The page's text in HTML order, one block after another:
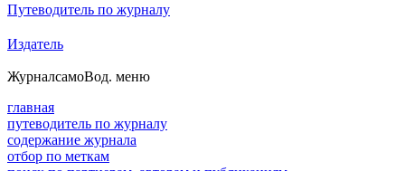
Путеводитель по журналу
Издатель
ЖурналсамоВод. меню
главная
путеводитель по журналу
содержание журнала
отбор по меткам